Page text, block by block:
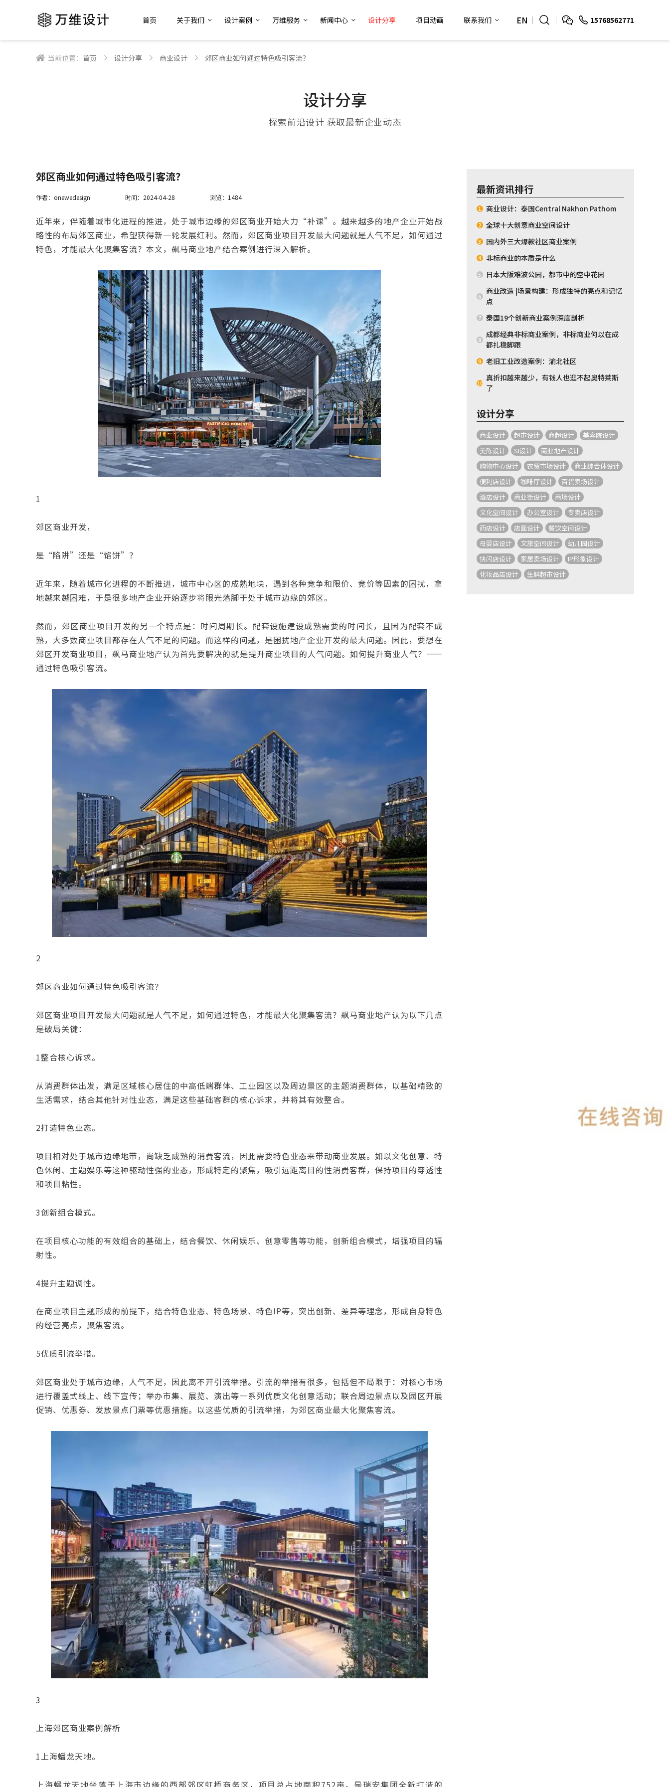
15768562771
EN
首页 关于我们 设计案例 万维服务 新闻中心 设计分享 项目动画 联系我们
当前位置： 首页 设计分享 商业设计 郊区商业如何通过特色吸引客流？
设计分享
探索前沿设计 获取最新企业动态
郊区商业如何通过特色吸引客流？
作者：onewedesign 时间：2024-04-28 浏览：1484
近年来，伴随着城市化进程的推进，处于城市边缘的郊区商业开始大力“补课”。越来越多的地产企业开始战
略性的布局郊区商业，希望获得新一轮发展红利。然而，郊区商业项目开发最大问题就是人气不足，如何通过
特色，才能最大化聚集客流？本文，飙马商业地产结合案例进行深入解析。
1
郊区商业开发，
是“陷阱”还是“馅饼”？
近年来，随着城市化进程的不断推进，城市中心区的成熟地块，遇到各种竞争和限价、竞价等因素的困扰，拿
地越来越困难，于是很多地产企业开始逐步将眼光落脚于处于城市边缘的郊区。
然而，郊区商业项目开发的另一个特点是：时间周期长。配套设施建设成熟需要的时间长，且因为配套不成
熟，大多数商业项目都存在人气不足的问题。而这样的问题，是困扰地产企业开发的最大问题。因此，要想在
郊区开发商业项目，飙马商业地产认为首先要解决的就是提升商业项目的人气问题。如何提升商业人气？——
通过特色吸引客流。
2
郊区商业如何通过特色吸引客流？
郊区商业项目开发最大问题就是人气不足，如何通过特色，才能最大化聚集客流？飙马商业地产认为以下几点
是破局关键：
1整合核心诉求。
从消费群体出发，满足区域核心居住的中高低端群体、工业园区以及周边景区的主题消费群体，以基础精致的
生活需求，结合其他针对性业态，满足这些基础客群的核心诉求，并将其有效整合。
2打造特色业态。
项目相对处于城市边缘地带，尚缺乏成熟的消费客流，因此需要特色业态来带动商业发展。如以文化创意、特
色休闲、主题娱乐等这种驱动性强的业态，形成特定的聚焦，吸引远距离目的性消费客群，保持项目的穿透性
和项目粘性。
3创新组合模式。
在项目核心功能的有效组合的基础上，结合餐饮、休闲娱乐、创意零售等功能，创新组合模式，增强项目的辐
射性。
4提升主题调性。
在商业项目主题形成的前提下，结合特色业态、特色场景、特色IP等，突出创新、差异等理念，形成自身特色
的经营亮点，聚焦客流。
5优质引流举措。
郊区商业处于城市边缘，人气不足，因此离不开引流举措。引流的举措有很多，包括但不局限于：对核心市场
进行覆盖式线上、线下宣传；举办市集、展览、演出等一系列优质文化创意活动；联合周边景点以及园区开展
促销、优惠劵、发放景点门票等优惠措施。以这些优质的引流举措，为郊区商业最大化聚焦客流。
3
上海郊区商业案例解析
1上海蟠龙天地。
上海蟠龙天地坐落于上海市边缘的西部郊区虹桥商务区，项目总占地面积752亩，是瑞安集团全新打造的
最新资讯排行
1 商业设计：泰国Central Nakhon Pathom
2 全球十大创意商业空间设计
3 国内外三大爆款社区商业案例
4 非标商业的本质是什么
5 日本大阪难波公园，都市中的空中花园
6
商业改造 |场景构建：形成独特的亮点和记忆
点
7 泰国19个创新商业案例深度剖析
8
成都经典非标商业案例，非标商业何以在成
都扎稳脚跟
9 老旧工业改造案例：渝北社区
10
真折扣越来越少，有钱人也逛不起奥特莱斯
了
设计分享
商业设计 超市设计 商超设计
美容院设计
美陈设计
SI设计
商业地产设计
购物中心设计
农贸市场设计
商业综合体设计
便利店设计
咖啡厅设计
百货卖场设计
酒店设计
商业街设计
商场设计
文化空间设计
办公室设计
专卖店设计
药店设计
店面设计
餐饮空间设计
母婴店设计
文旅空间设计
幼儿园设计
快闪店设计
家居卖场设计
IP形象设计
化妆品店设计
生鲜超市设计